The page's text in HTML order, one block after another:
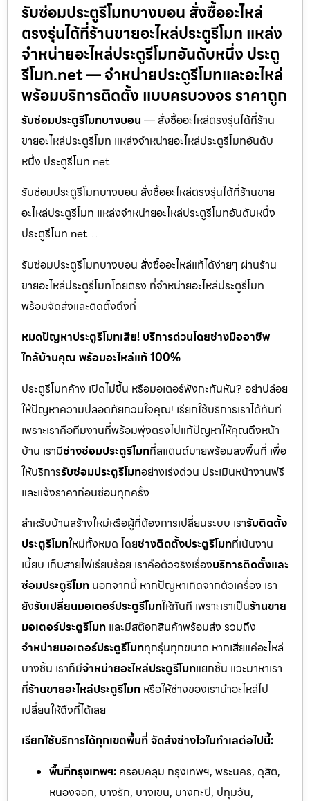
รับซ่อมประตูรีโมทบางบอน สั่งซื้ออะไหล่
ตรงรุ่นได้ที่ร้านขายอะไหล่ประตูรีโมท แหล่ง
จำหน่ายอะไหล่ประตูรีโมทอันดับหนึ่ง ประตู
รีโมท.net — จำหน่ายประตูรีโมทและอะไหล่
พร้อมบริการติดตั้ง แบบครบวงจร ราคาถูก
รับซ่อมประตูรีโมทบางบอน — สั่งซื้ออะไหล่ตรงรุ่นได้ที่ร้าน
ขายอะไหล่ประตูรีโมท แหล่งจำหน่ายอะไหล่ประตูรีโมทอันดับ
หนึ่ง ประตูรีโมท.net
รับซ่อมประตูรีโมทบางบอน สั่งซื้ออะไหล่ตรงรุ่นได้ที่ร้านขาย
อะไหล่ประตูรีโมท แหล่งจำหน่ายอะไหล่ประตูรีโมทอันดับหนึ่ง
ประตูรีโมท.net…
รับซ่อมประตูรีโมทบางบอน สั่งซื้ออะไหล่แท้ได้ง่ายๆ ผ่านร้าน
ขายอะไหล่ประตูรีโมทโดยตรง ที่จำหน่ายอะไหล่ประตูรีโมท
พร้อมจัดส่งและติดตั้งถึงที่
หมดปัญหาประตูรีโมทเสีย! บริการด่วนโดยช่างมืออาชีพ
ใกล้บ้านคุณ พร้อมอะไหล่แท้ 100%
ประตูรีโมทค้าง เปิดไม่ขึ้น หรือมอเตอร์พังกะทันหัน? อย่าปล่อย
ให้ปัญหาความปลอดภัยกวนใจคุณ! เรียกใช้บริการเราได้ทันที
เพราะเราคือทีมงานที่พร้อมพุ่งตรงไปแก้ปัญหาให้คุณถึงหน้า
บ้าน เรามีช่างซ่อมประตูรีโมทที่สแตนด์บายพร้อมลงพื้นที่ เพื่อ
ให้บริการรับซ่อมประตูรีโมทอย่างเร่งด่วน ประเมินหน้างานฟรี
และแจ้งราคาก่อนซ่อมทุกครั้ง
สำหรับบ้านสร้างใหม่หรือผู้ที่ต้องการเปลี่ยนระบบ เรารับติดตั้ง
ประตูรีโมทใหม่ทั้งหมด โดยช่างติดตั้งประตูรีโมทที่เน้นงาน
เนี้ยบ เก็บสายไฟเรียบร้อย เราคือตัวจริงเรื่องบริการติดตั้งและ
ซ่อมประตูรีโมท นอกจากนี้ หากปัญหาเกิดจากตัวเครื่อง เรา
ยังรับเปลี่ยนมอเตอร์ประตูรีโมทให้ทันที เพราะเราเป็นร้านขาย
มอเตอร์ประตูรีโมท และมีสต๊อกสินค้าพร้อมส่ง รวมถึง
จำหน่ายมอเตอร์ประตูรีโมททุกรุ่นทุกขนาด หากเสียแค่อะไหล่
บางชิ้น เราก็มีจำหน่ายอะไหล่ประตูรีโมทแยกชิ้น แวะมาหาเรา
ที่ร้านขายอะไหล่ประตูรีโมท หรือให้ช่างของเรานำอะไหล่ไป
เปลี่ยนให้ถึงที่ได้เลย
เรียกใช้บริการได้ทุกเขตพื้นที่ จัดส่งช่างไวในทำเลต่อไปนี้:
พื้นที่กรุงเทพฯ: ครอบคลุม กรุงเทพฯ, พระนคร, ดุสิต,
หนองจอก, บางรัก, บางเขน, บางกะปิ, ปทุมวัน,